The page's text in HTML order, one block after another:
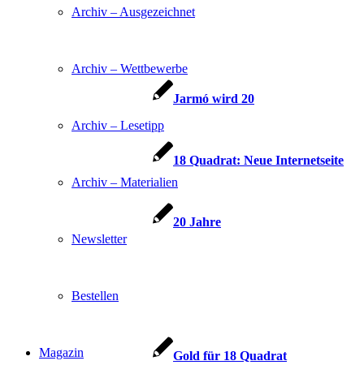
Archiv – Ausgezeichnet
Archiv – Wettbewerbe
Archiv – Lesetipp
Archiv – Materialien
Newsletter
Bestellen
Magazin
Jarmó wird 20
18 Quadrat: Neue Internetseite
20 Jahre
Gold für 18 Quadrat